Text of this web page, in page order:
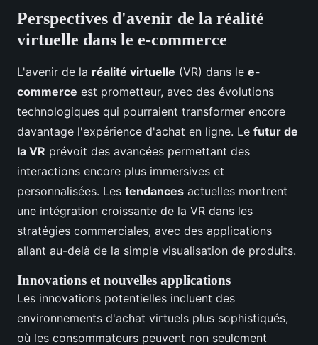
Perspectives d'avenir de la réalité
virtuelle dans le e-commerce
L'avenir de la réalité virtuelle (VR) dans le e-
commerce est prometteur, avec des évolutions
technologiques qui pourraient transformer encore
davantage l'expérience d'achat en ligne. Le futur de
la VR prévoit des avancées permettant des
interactions encore plus immersives et
personnalisées. Les tendances actuelles montrent
une intégration croissante de la VR dans les
stratégies commerciales, avec des applications
allant au-delà de la simple visualisation de produits.
Innovations et nouvelles applications
Les innovations potentielles incluent des
environnements d'achat virtuels plus sophistiqués,
où les consommateurs peuvent non seulement